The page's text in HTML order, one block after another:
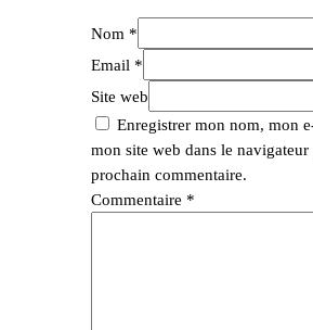
Nom *
Email *
Site web
Enregistrer mon nom, mon
mon site web dans le
prochain commentaire.
Commentaire *